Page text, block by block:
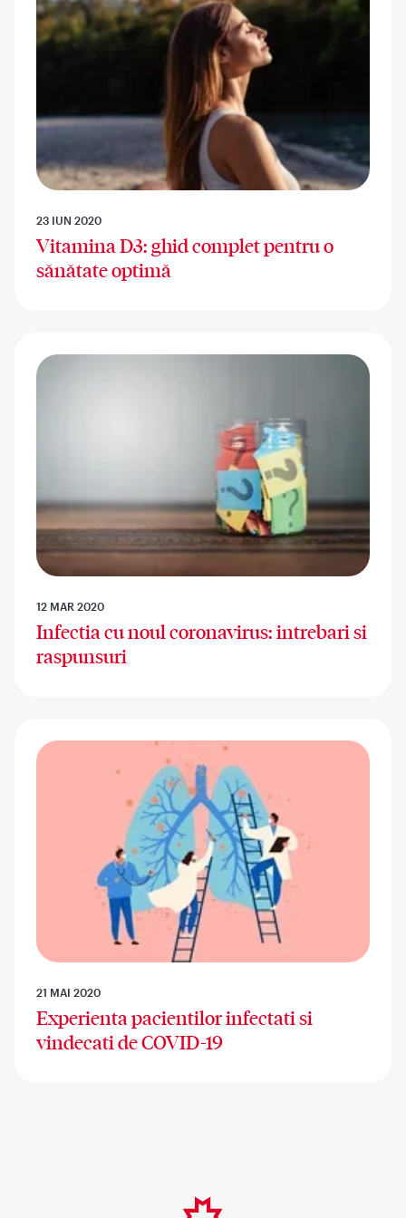
23 IUN 2020
Vitamina D3: ghid complet pentru o
sănătate optimă
12 MAR 2020
Infectia cu noul coronavirus: intrebari si
raspunsuri
21 MAI 2020
Experienta pacientilor infectati si
vindecati de COVID-19